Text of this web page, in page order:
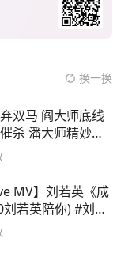
换一换
MV】刘若英《成
若英陪你) #刘若